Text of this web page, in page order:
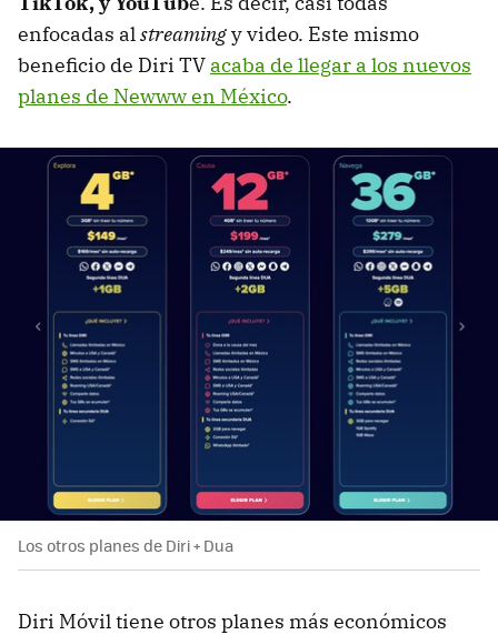
enfocadas alstreamingy video. Este mismo
beneficio de Diri TV acaba de llegar a los nuevos
planes de Newww en México.
Los otros planes de Diri + Dua
Diri Móvil tiene otros planes más económicos